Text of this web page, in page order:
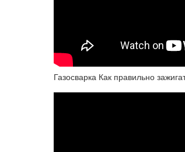
Газосварка Как правильно